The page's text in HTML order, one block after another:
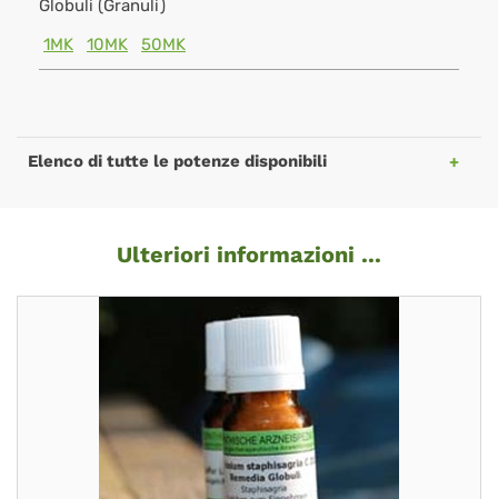
Globuli (Granuli)
1MK
10MK 50MK
Elenco di tutte le potenze disponibili
Ulteriori informazioni ...